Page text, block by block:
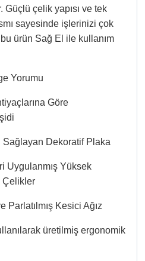
Güçlü çelik yapısı ve tek
sayesinde işlerinizi çok
ürün Sağ El ile kullanım
Yorumu
Göre
Dekoratif Plaka
Uygulanmış Yüksek
Çelikler
Kesici Ağız
üretilmiş ergonomik